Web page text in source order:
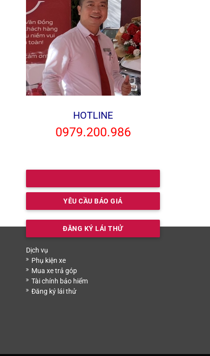
HOTLINE
0979.200.986
YÊU CẦU BÁO GIÁ
ĐĂNG KÝ LÁI THỬ
Dịch vụ
Phụ kiện xe
Mua xe trả góp
Tài chính bảo hiểm
Đăng ký lái thử